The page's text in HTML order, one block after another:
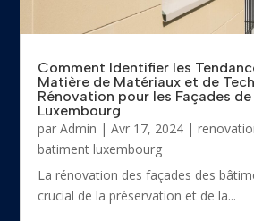
Comment Identifier les
Matière de Matériaux et de
Rénovation pour les Façades
Luxembourg
parAdmin |Avr 17, 2024 |
batiment luxembourg
La rénovation des façades des
crucial de la préservation et de la...